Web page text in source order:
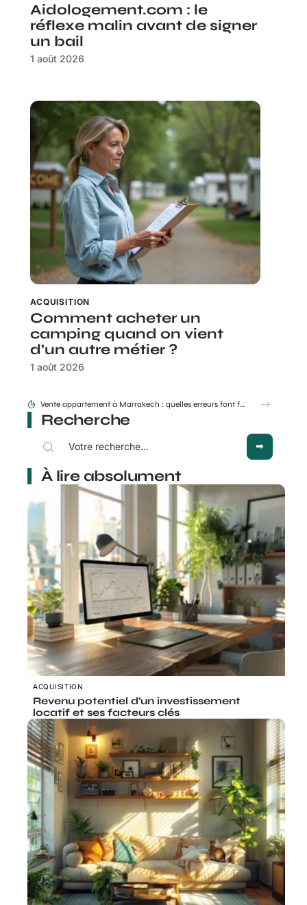
Aidologement.com : le
réflexe malin avant de signer
un bail
1 août 2026
ACQUISITION
Comment acheter un
camping quand on vient
d’un autre métier ?
1 août 2026
Vente appartement à Marrakech : quelles erreurs font fuir les acheteurs ?
Recherche
À lire absolument
ACQUISITION
Revenu potentiel d’un investissement
locatif et ses facteurs clés